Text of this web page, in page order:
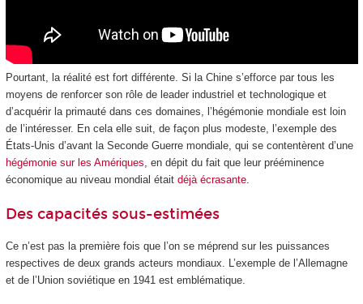
Pourtant, la réalité est fort différente. Si la Chine s’efforce par tous les
moyens de renforcer son rôle de leader industriel et technologique et
d’acquérir la primauté dans ces domaines, l’hégémonie mondiale est loin
de l’intéresser. En cela elle suit, de façon plus modeste, l’exemple des
États-Unis d’avant la Seconde Guerre mondiale, qui se contentèrent d’une
hégémonie sur les Amériques , en dépit du fait que leur prééminence
économique au niveau mondial était déjà écrasante.
Des capacités sous-estimées
Ce n’est pas la première fois que l’on se méprend sur les puissances
respectives de deux grands acteurs mondiaux. L’exemple de l’Allemagne
et de l’Union soviétique en 1941 est emblématique.